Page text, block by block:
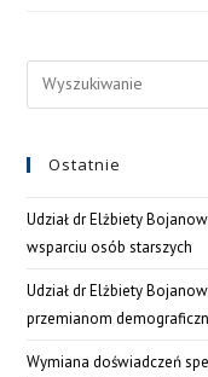
Ostatnie
Udział dr Elżbiety
wsparciu osób starszych
Udział dr Elżbiety
przemianom
Wymiana doświadczeń